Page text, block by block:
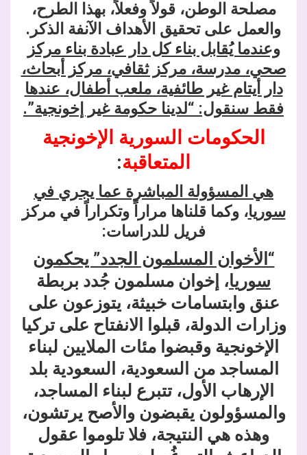
مصلحة الوطن، قولاً وفعلاً، بهذا الطرح،
والعمل على تحقيق الأهداف الآنفة الذكر.
وعندما يُقابل بناء كل دار عبادة بناء مركز
صحي، مدرسة، مركز ثقافي، مركز أبحاث،
دار أيتام غير طائفية، ملعب أطفال، عندها
فقط سنقول: “لدينا حكومة غير إخونجية”.
الحكومات السورية الإخونجية
المتعاقبة:
هي المسؤولة المباشرة عما يجري في
سوريا، وكما قلناها مراراً وتكراراً في مركز
فريل للدراسات:
“الأخوان المسلمون الجدد” يحكمون
سوريا، إخوان مسلمون جُدد بربطة
عنق وابتسامات خبيثة، يتوزعون على
وزارات الدولة، قبلوا الانفتاح على تركيا
الإخونجية وقبضوا مئات الملايين لبناء
المساجد من السعودية، السعودية بلد
الإرهاب الأول، تتبرع لبناء المساجد،
والمسؤولون يقبضون والأصح يرتشون،
وهذه هي النتيجة، فلا تلوموا عقول